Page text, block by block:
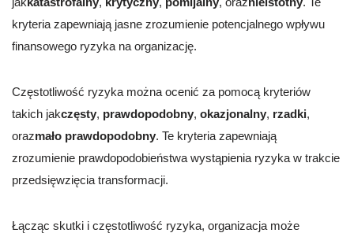
kryteria zapewniają jasne zrozumienie potencjalnego wpływu
finansowego ryzyka na organizację.
Częstotliwość ryzyka można ocenić za pomocą kryteriów
takich jakczęsty, prawdopodobny, okazjonalny, rzadki,
orazmało prawdopodobny. Te kryteria zapewniają
zrozumienie prawdopodobieństwa wystąpienia ryzyka w trakcie
przedsięwzięcia transformacji.
Łącząc skutki i częstotliwość ryzyka, organizacja może